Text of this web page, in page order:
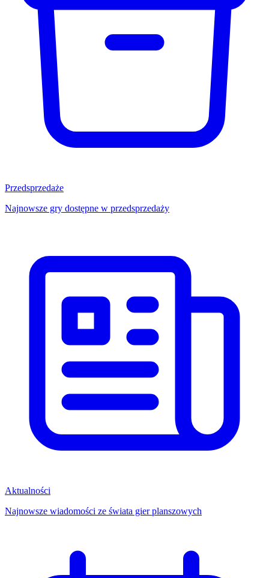
Przedsprzedaże
Najnowsze gry dostępne w przedsprzedaży
Aktualności
Najnowsze wiadomości ze świata gier planszowych